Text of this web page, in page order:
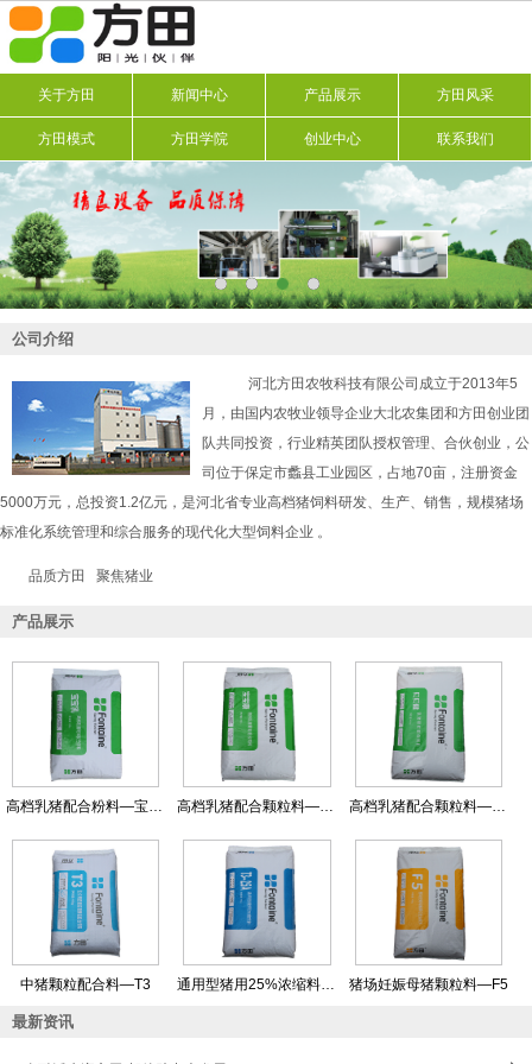
关于方田 新闻中心 产品展示 方田风采
方田模式 方田学院 创业中心 联系我们
公司介绍
河北方田农牧科技有限公司成立于2013年5
月，由国内农牧业领导企业大北农集团和方田创业团
队共同投资，行业精英团队授权管理、合伙创业，公
司位于保定市蠡县工业园区，占地70亩，注册资金
5000万元，总投资1.2亿元，是河北省专业高档猪饲料研发、生产、销售，规模猪场
标准化系统管理和综合服务的现代化大型饲料企业 。
品质方田 聚焦猪业
产品展示
高档乳猪配合粉料—宝宝乳 高档乳猪配合颗粒料—宝宝康 高档乳猪配合颗粒料—贝贝健
中猪颗粒配合料—T3 通用型猪用25%浓缩料—T3-25A 猪场妊娠母猪颗粒料—F5
最新资讯